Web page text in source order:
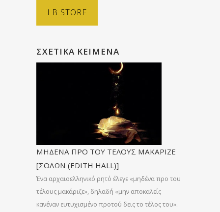
LB STORE
ΣΧΕΤΙΚΆ ΚΕΊΜΕΝΑ
ΜΗΔΕΝΑ ΠΡΟ ΤΟΥ ΤΕΛΟΥΣ ΜΑΚΑΡΙΖΕ
[ΣΟΛΩΝ (EDITH HALL)]
Ένα αρχαιοελληνικό ρητό έλεγε «μηδένα προ του
τέλους μακάριζε», δηλαδή «μην αποκαλείς
κανέναν ευτυχισμένο προτού δεις το τέλος του».